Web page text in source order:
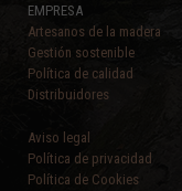
EMPRESA
Artesanos de la madera
Gestión sostenible
Política de calidad
Distribuidores
Aviso legal
Política de privacidad
Política de Cookies